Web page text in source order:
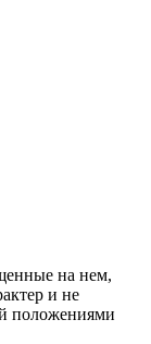
на нем,
и не
положениями